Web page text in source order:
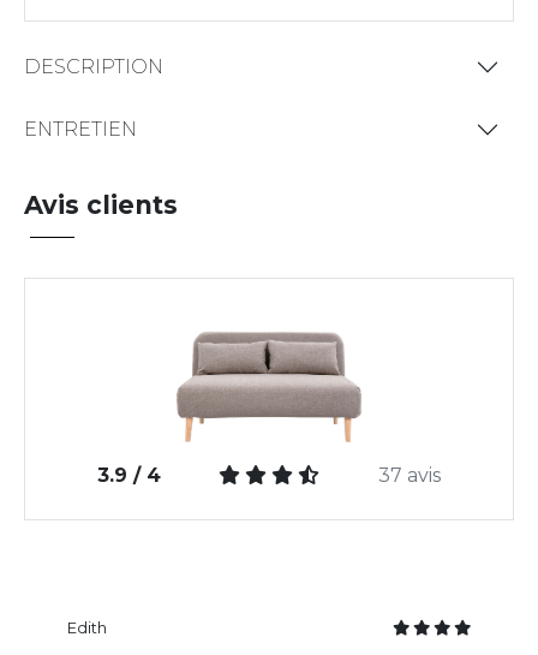
DESCRIPTION
ENTRETIEN
Avis clients
3.9 / 4 37 avis
Edith